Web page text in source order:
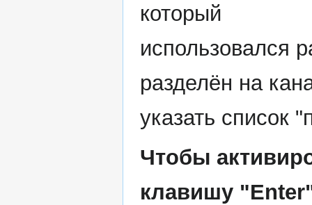
который
использовался
разделён на
указать список
Чтобы
клавишу